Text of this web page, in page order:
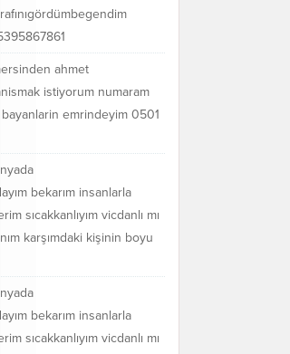
ahmet
istiyorum numaram
emrindeyim 0501
bekarım insanlarla
sıcakkanlıyım vicdanlı mı
karşımdaki kişinin boyu
bekarım insanlarla
sıcakkanlıyım vicdanlı mı